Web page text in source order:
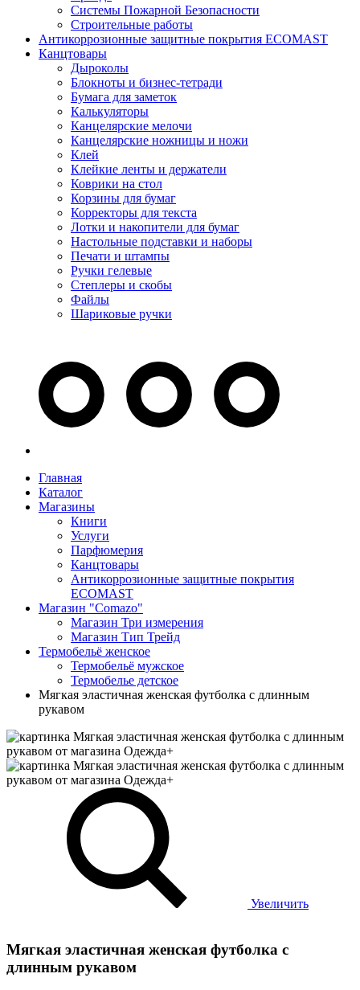
Системы Пожарной Безопасности
Строительные работы
Антикоррозионные защитные покрытия ECOMAST
Канцтовары
Дыроколы
Блокноты и бизнес-тетради
Бумага для заметок
Калькуляторы
Канцелярские мелочи
Канцелярские ножницы и ножи
Клей
Клейкие ленты и держатели
Коврики на стол
Корзины для бумаг
Корректоры для текста
Лотки и накопители для бумаг
Настольные подставки и наборы
Печати и штампы
Ручки гелевые
Степлеры и скобы
Файлы
Шариковые ручки
Главная
Каталог
Магазины
Книги
Услуги
Парфюмерия
Канцтовары
Антикоррозионные защитные покрытия
ECOMAST
Магазин "Comazo"
Магазин Три измерения
Магазин Тип Трейд
Термобельё женское
Термобельё мужское
Термобелье детское
Мягкая эластичная женская футболка с длинным
рукавом
Увеличить
Мягкая эластичная женская футболка с
длинным рукавом